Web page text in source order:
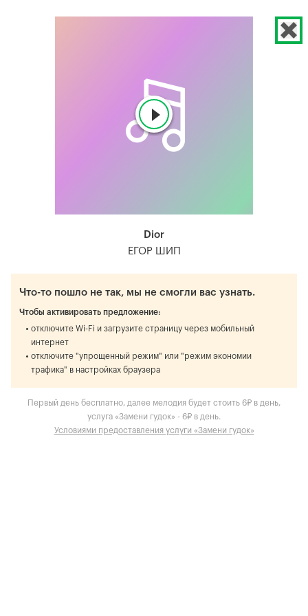
Dior
ЕГОР ШИП
Что-то пошло не так, мы не смогли вас узнать.
Чтобы активировать предложение:
отключите Wi-Fi и загрузите страницу через мобильный
интернет
отключите "упрощенный режим" или "режим экономии
трафика" в настройках браузера
Первый день бесплатно, далее мелодия будет стоить 6₽ в день,
услуга «Замени гудок» - 6₽ в день.
Условиями предоставления услуги «Замени гудок»